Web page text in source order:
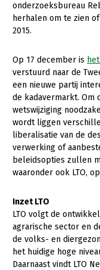
Konijnenhouderij
Pluimveehouderij
Schapenhouderij
Varkenshouderij
Vleesveehouderij
Plant
Akkerbouw
Biologische
Bollenteelt
Bomen, vaste
Fruitteelt
Multifunctionele
Multifunctioneel
Vrouw en Bedrijf
Onderwerpen
Nieuws
onderzoeksbureau
herhalen om te zien
2015.
Op 17 december is
verstuurd naar de
een nieuwe partij
de kadavermarkt. Om
wetswijziging
wordt liggen
liberalisatie van de
verwerking of
beleidsopties zullen
waaronder ook LTO,
Inzet LTO
LTO volgt de
agrarische sector en
de volks- en
het huidige hoge
Daarnaast vindt LTO